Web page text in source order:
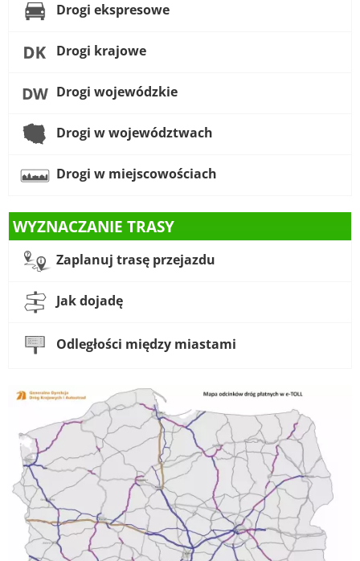
Drogi ekspresowe
Drogi krajowe
Drogi wojewódzkie
Drogi w województwach
Drogi w miejscowościach
WYZNACZANIE TRASY
Zaplanuj trasę przejazdu
Jak dojadę
Odległości między miastami